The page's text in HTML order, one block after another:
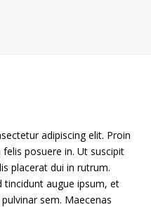
adipiscing elit. Proin
posuere in. Ut suscipit
placerat dui in rutrum.
tincidunt augue ipsum, et
sem. Maecenas